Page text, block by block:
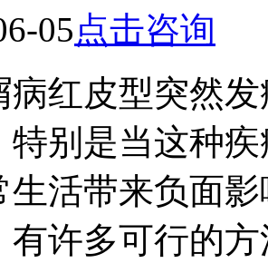
05点击咨询
病红皮型突然
特别是当这种
生活带来负面
有许多可行的